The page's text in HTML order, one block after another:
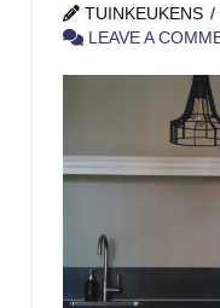
TUINKEUKENS
LEAVE A